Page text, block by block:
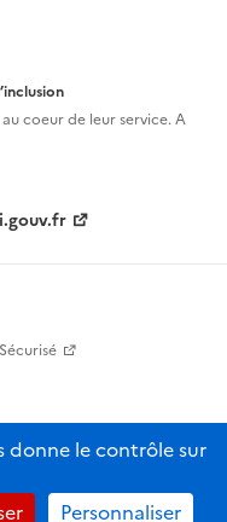
coeur de leur service. A
ce site sont sous licence
donne le contrôle sur
Personnaliser